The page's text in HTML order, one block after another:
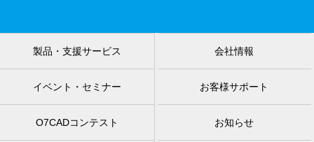
製品・支援サービス 会社情報
イベント・セミナー お客様サポート
O7CADコンテスト お知らせ